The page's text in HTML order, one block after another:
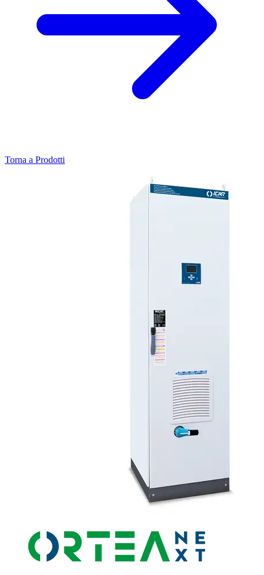
Torna a Prodotti